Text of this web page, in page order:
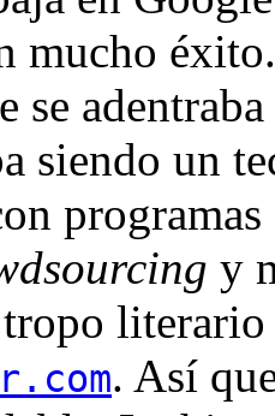
mucho
se
siendo un
y
. Así